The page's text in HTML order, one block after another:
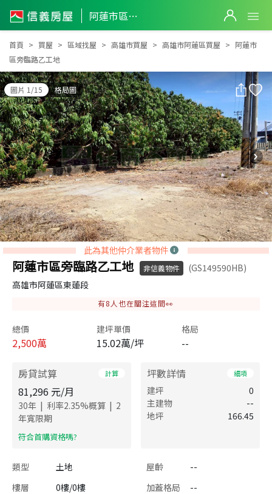
阿蓮市區旁臨路乙工地
阿蓮市區旁臨路乙工地
首頁 買屋 區域找屋 高雄市買屋 高雄市阿蓮區買屋
阿蓮市
區旁臨路乙工地
圖片 1/15 格局圖
此為其他仲介業者物件
阿蓮市區旁臨路乙工地 非信義物件
(GS149590HB)
高雄市阿蓮區東蓮段
有8 人也在關注這間👀
總價
2,500萬
建坪單價
15.02萬/坪
格局
--
房貸試算 計算
81,296 元/月
30年 | 利率2.35%概算 | 2
年寬限期
​符合首購資格嗎?
坪數詳情 細項
建坪
0
主建物
--
地坪
166.45
類型 土地 屋齡
--
樓層
0樓/0樓 加蓋格局
--